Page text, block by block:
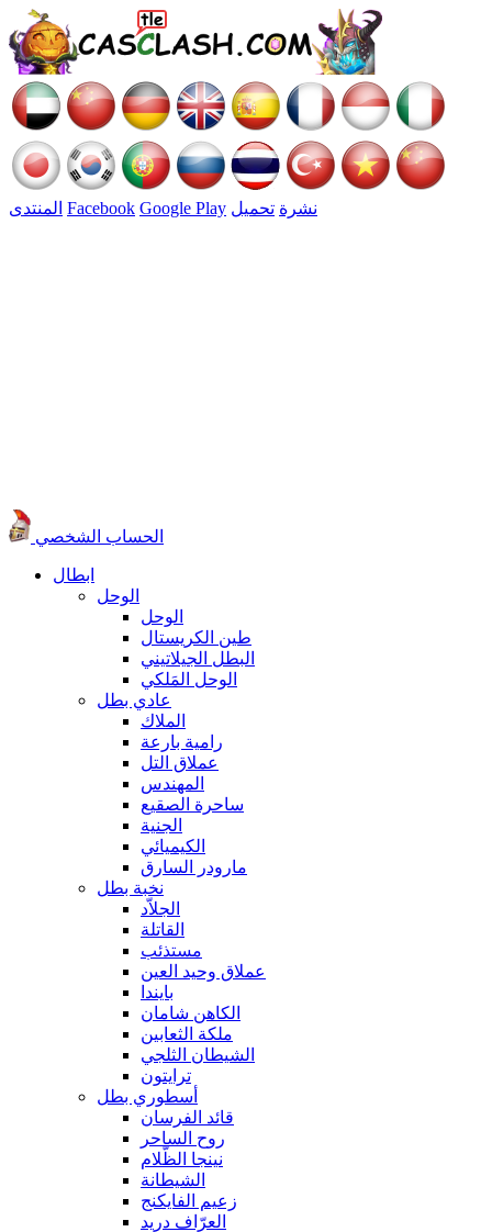
المنتدى Facebook Google Play نشرة تحميل
الحساب الشخصي
ابطال
الوحل
الوحل
طين الكريستال
البطل الجيلاتيني
الوحل المَلكي
عادي بطل
الملاك
رامية بارعة
عملاق التل
المهندس
ساحرة الصقيع
الجنية
الكيميائي
مارودر السارق
نخبة بطل
الجلاّد
القاتلة
مستذئب
عملاق وحيد العين
بايندا
الكاهن شامان
ملكة الثعابين
الشيطان الثلجي
ترايتون
أسطوري بطل
قائد الفرسان
روح الساحر
نينجا الظّلام
الشيطانة
زعيم الفايكنج
العرّاف دريد